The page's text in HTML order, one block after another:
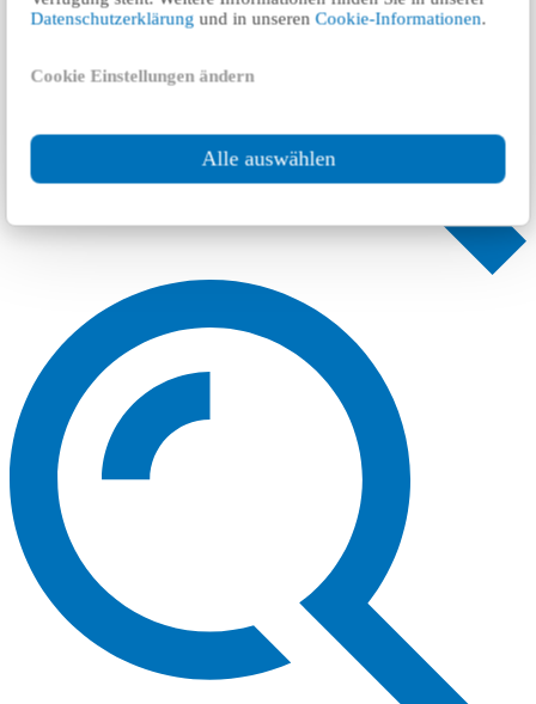
Datenschutzerklärung und in unserenCookie-Informationen.
Cookie Einstellungen ändern
Alle auswählen